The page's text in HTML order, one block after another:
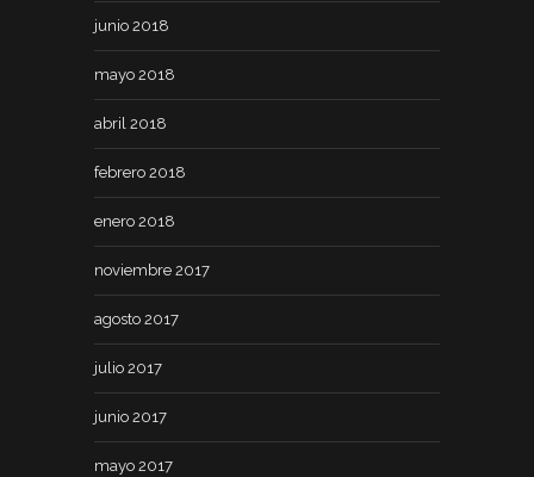
junio 2018
mayo 2018
abril 2018
febrero 2018
enero 2018
noviembre 2017
agosto 2017
julio 2017
junio 2017
mayo 2017